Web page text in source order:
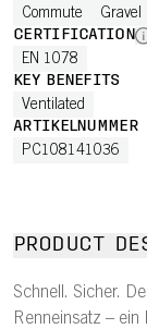
Commute Gravel
CERTIFICATION
EN 1078
KEY BENEFITS
Ventilated
ARTIKELNUMMER
PC108141036
PRODUCT
Schnell. Sicher.
Renneinsatz –